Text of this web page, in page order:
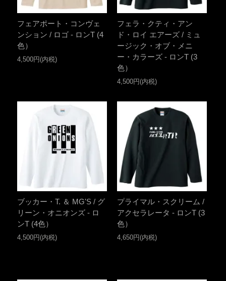
フェアポート・コンヴェ
ンション / ロゴ - ロンT (4
色）
4,500円(内税)
フェラ・クティ・アン
ド・ロイ エアーズ / ミュ
ージック・オブ・メニ
ー・カラーズ - ロンT (3
色）
4,500円(内税)
ブッカー・T. ＆ MG'S / グ
リーン・オニオンズ - ロ
ンT (4色）
4,500円(内税)
プライマル・スクリーム /
アクセラレータ - ロンT (3
色）
4,650円(内税)